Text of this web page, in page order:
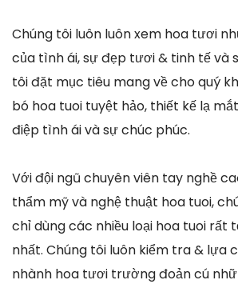
Chúng tôi luôn luôn xem hoa tươi
của tình ái, sự đẹp tươi & tinh tế và
tôi đặt mục tiêu mang về cho quý
bó hoa tuoi tuyệt hảo, thiết kế lạ
điệp tình ái và sự chúc phúc.
Với đội ngũ chuyên viên tay nghề
thẩm mỹ và nghệ thuật hoa tuoi,
chỉ dùng các nhiều loại hoa tuoi rất
nhất. Chúng tôi luôn kiểm tra & lựa
nhành hoa tươi trường đoản cú